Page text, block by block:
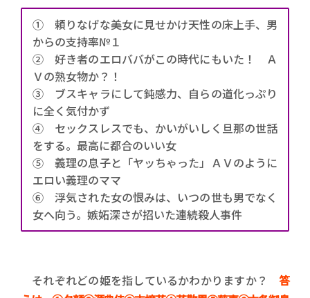
① 頼りなげな美女に見せかけ天性の床上手、男
からの支持率№１
② 好き者のエロババがこの時代にもいた！ Ａ
Ｖの熟女物か？！
③ ブスキャラにして鈍感力、自らの道化っぷり
に全く気付かず
④ セックスレスでも、かいがいしく旦那の世話
をする。最高に都合のいい女
⑤ 義理の息子と「ヤッちゃった」ＡＶのように
エロい義理のママ
⑥ 浮気された女の恨みは、いつの世も男でなく
女へ向う。嫉妬深さが招いた連続殺人事件
それぞれどの姫を指しているかわかりますか？答